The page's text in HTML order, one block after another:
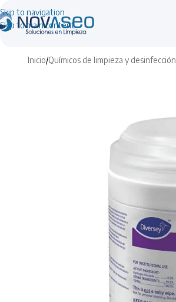
Skip to navigation
Skip to main content
Inicio/Químicos de limpieza y desinfección